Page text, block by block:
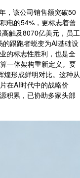
，该公司销售额突破50
电的54%，更标志着曾
触及8070亿美元，员工
跟跑者蜕变为AI基础设
的标志性胜利，也是全
一体架构重新定义。要
形成鲜明对比。这种从
在AI时代中的战略价
积累，已协助多家头部